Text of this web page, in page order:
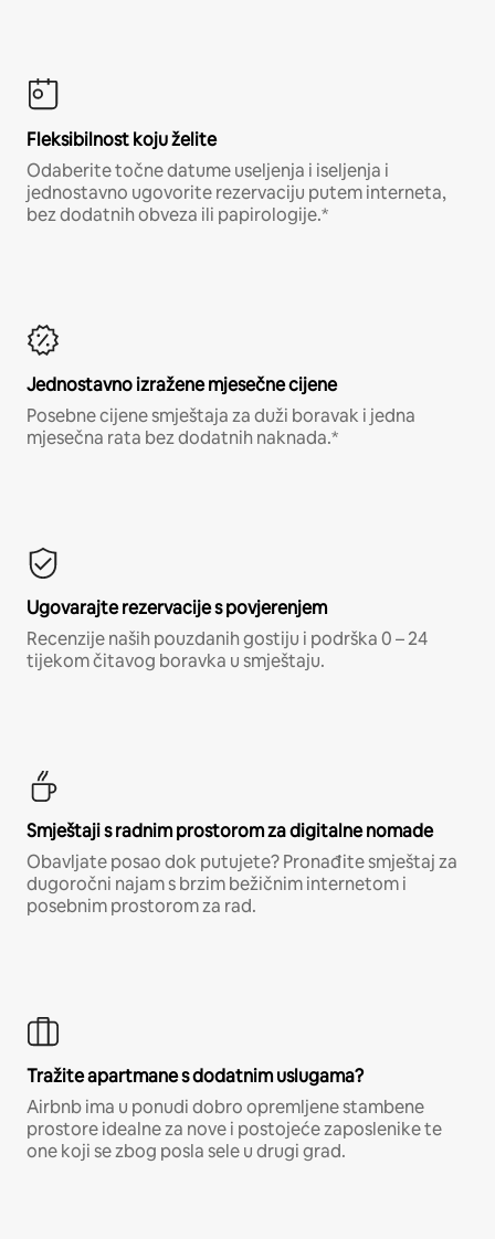
Fleksibilnost koju želite
Odaberite točne datume useljenja i iseljenja i
jednostavno ugovorite rezervaciju putem interneta,
bez dodatnih obveza ili papirologije.*
Jednostavno izražene mjesečne cijene
Posebne cijene smještaja za duži boravak i jedna
mjesečna rata bez dodatnih naknada.*
Ugovarajte rezervacije s povjerenjem
Recenzije naših pouzdanih gostiju i podrška 0 – 24
tijekom čitavog boravka u smještaju.
Smještaji s radnim prostorom za digitalne nomade
Obavljate posao dok putujete? Pronađite smještaj za
dugoročni najam s brzim bežičnim internetom i
posebnim prostorom za rad.
Tražite apartmane s dodatnim uslugama?
Airbnb ima u ponudi dobro opremljene stambene
prostore idealne za nove i postojeće zaposlenike te
one koji se zbog posla sele u drugi grad.